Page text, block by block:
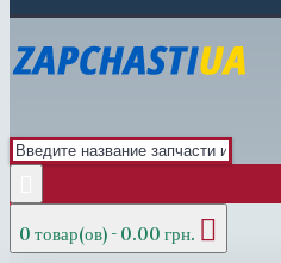
0 товар(ов) - 0.00 грн.